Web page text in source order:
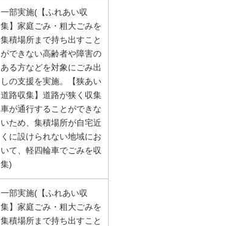
一部実施(【ふれあい収
集】家庭ごみ・粗大ごみを
集積場所まで持ち出すこと
ができない高齢者や障害の
ある方などを対象にごみ出
しの支援を実施。【狭あい
道路収集】道路が狭く収集
車が通行することができな
いため、集積場所が自宅近
くに設けられない地域にお
いて、軽四輪車でごみを収
集)
一部実施(【ふれあい収
集】家庭ごみ・粗大ごみを
集積場所まで持ち出すこと